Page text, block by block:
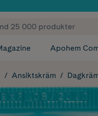
✓ Fri frakt
Apohem
Ansiktskräm